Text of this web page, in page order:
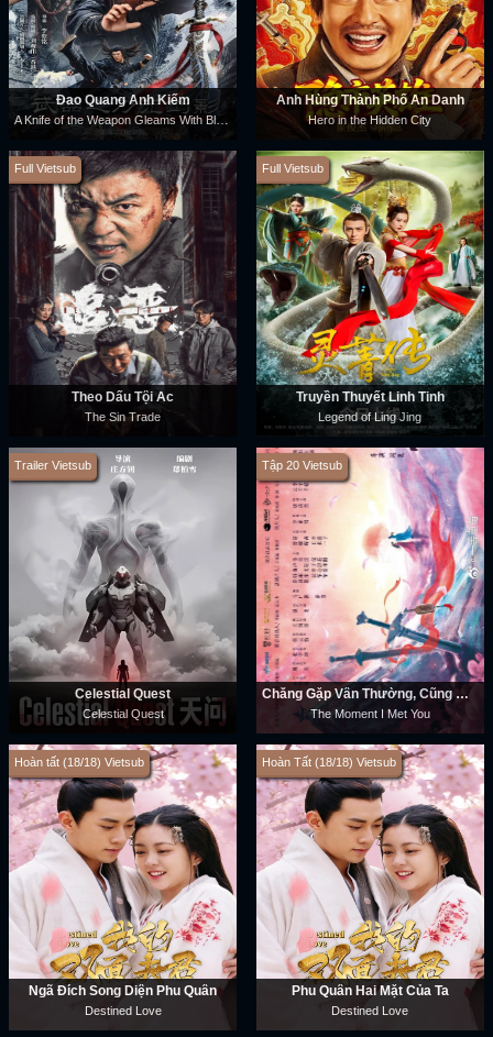
Đao Quang Ảnh Kiếm
A Knife of the Weapon Gleams With Blood
Anh Hùng Thành Phố Ẩn Danh
Hero in the Hidden City
Full Vietsub
Theo Dấu Tội Ác
The Sin Trade
Full Vietsub
Truyền Thuyết Linh Tinh
Legend of Ling Jing
Trailer Vietsub
Celestial Quest
Celestial Quest
Tập 20 Vietsub
Chẳng Gặp Vân Thường, Cũng Chẳng Gặp Người
The Moment I Met You
Hoàn tất (18/18) Vietsub
Ngã Đích Song Diện Phu Quân
Destined Love
Hoàn Tất (18/18) Vietsub
Phu Quân Hai Mặt Của Ta
Destined Love